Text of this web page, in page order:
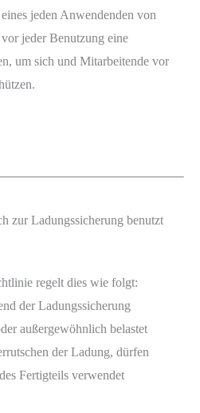
jeden Anwendenden von
jeder Benutzung eine
um sich und Mitarbeitende vor
zur Ladungssicherung benutzt
regelt dies wie folgt:
der Ladungssicherung
außergewöhnlich belastet
der Ladung, dürfen
Fertigteils verwendet